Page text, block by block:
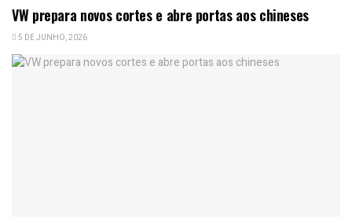
VW prepara novos cortes e abre portas aos chineses
5 DE JUNHO, 2026